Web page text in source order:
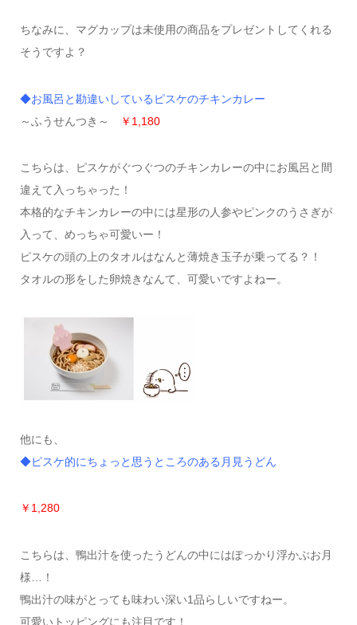
ちなみに、マグカップは未使用の商品をプレゼントしてくれる
そうですよ？
◆お風呂と勘違いしているピスケのチキンカレー
～ふうせんつき～
￥1,180
こちらは、ピスケがぐつぐつのチキンカレーの中にお風呂と間
違えて入っちゃった！
本格的なチキンカレーの中には星形の人参やピンクのうさぎが
入って、めっちゃ可愛いー！
ピスケの頭の上のタオルはなんと薄焼き玉子が乗ってる？！
タオルの形をした卵焼きなんて、可愛いですよねー。
他にも、
◆ピスケ的にちょっと思うところのある月見うどん
￥1,280
こちらは、鴨出汁を使ったうどんの中にはぽっかり浮かぶお月
様…！
鴨出汁の味がとっても味わい深い1品らしいですねー。
可愛いトッピングにも注目です！